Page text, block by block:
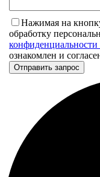
Нажимая на
обработку
ознакомлен и